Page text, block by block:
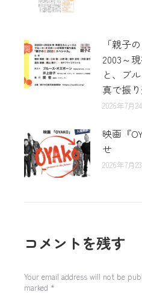
「親子
2003～
と、ブ
真で振
2026年7月
映画『
せ
2026年7月
コメントを残す
Your email address will not be
marked *